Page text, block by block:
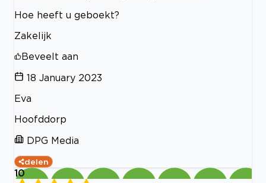
Hoe heeft u geboekt?
Zakelijk
Beveelt aan
18 January 2023
Eva
Hoofddorp
DPG Media
delen
10